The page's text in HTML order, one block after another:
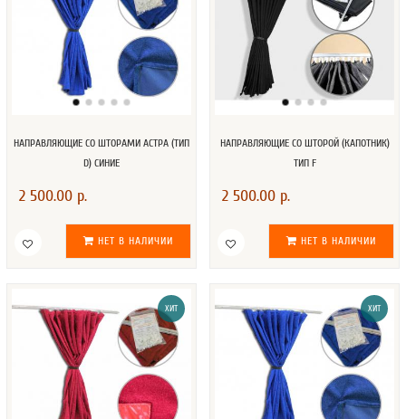
НАПРАВЛЯЮЩИЕ СО ШТОРАМИ АСТРА (ТИП
D) СИНИЕ
2 500.00 р.
НЕТ В НАЛИЧИИ
НАПРАВЛЯЮЩИЕ СО ШТОРОЙ (КАПОТНИК)
ТИП F
2 500.00 р.
НЕТ В НАЛИЧИИ
ХИТ ХИТ